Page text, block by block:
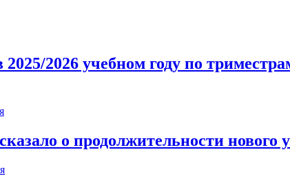
2026 учебном году по
о продолжительности нового